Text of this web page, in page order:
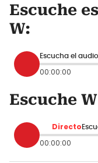
Escuche
W:
Escucha el audio
00:00:00
Escuche
Directo
00:00:00